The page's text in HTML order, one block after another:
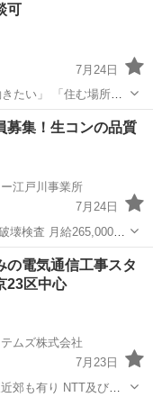
可
7月24日
相
◎ 寮付き求人あり ◎ ...
募集！生コンの品質
江戸川事業所
7月24日
円
出...
生コン
の電気通信工事スタ
23区中心
ムズ株式会社
7月23日
郊も有り NTT及び通